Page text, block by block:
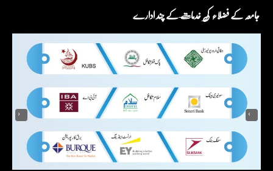
جامعہ کے فضلاء کی خدمات کے چند ادارے
‹ ›